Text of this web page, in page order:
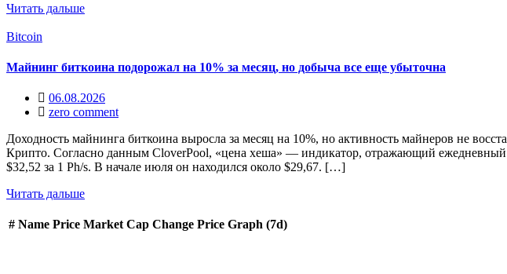
Читать дальше
Bitcoin
Майнинг биткоина подорожал на 10% за месяц, но добыча все еще убыточна
06.08.2026
zero comment
Доходность майнинга биткоина выросла за месяц на 10%, но активность майнеров не
Крипто. Согласно данным CloverPool, «цена хеша» — индикатор, отражающий ежедневный
$32,52 за 1 Ph/s. В начале июля он находился около $29,67. […]
Читать дальше
# Name Price Market Cap Change Price Graph (7d)